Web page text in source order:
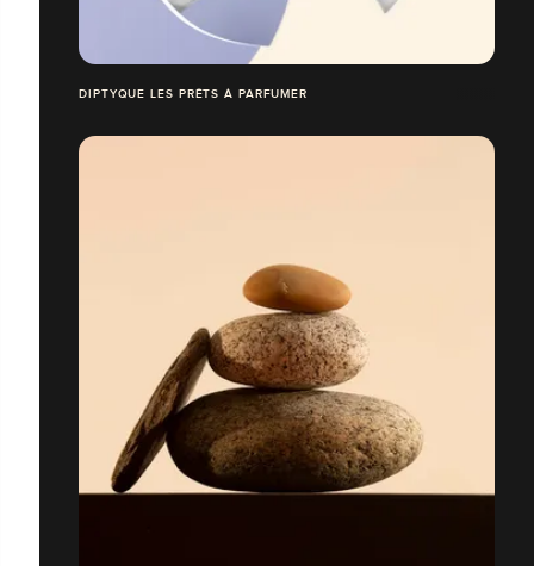
DIPTYQUE LES PRÊTS À PARFUMER